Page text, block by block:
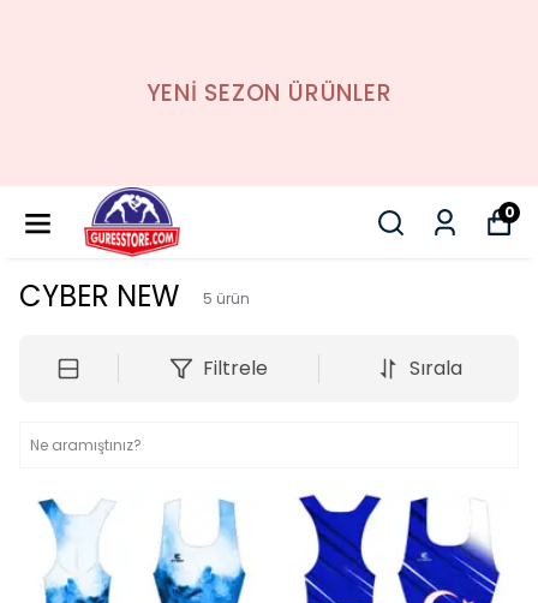
YENİ SEZON ÜRÜNLER
0
CYBER NEW 5 ürün
Filtrele Sırala